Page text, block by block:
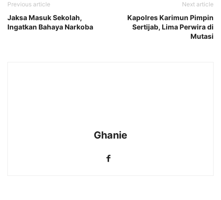
Previous article
Jaksa Masuk Sekolah,
Ingatkan Bahaya Narkoba
Next article
Kapolres Karimun Pimpin
Sertijab, Lima Perwira di
Mutasi
Ghanie